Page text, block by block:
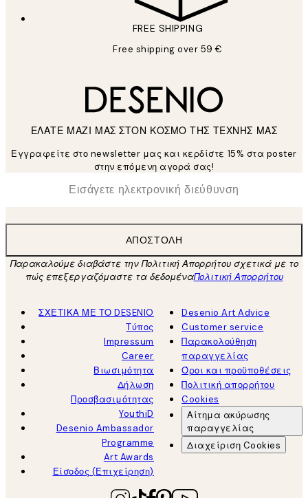
FREE SHIPPING
Free shipping over 59 €
ΕΛΑΤΕ ΜΑΖΙ ΜΑΣ ΣΤΟΝ ΚΟΣΜΟ ΤΗΣ ΤΕΧΝΗΣ ΜΑΣ
Εγγραφείτε στο newsletter μας και κερδίστε 15% στα poster
στην επόμενη αγορά σας!
Ηλεκτρονική Διεύθυνση
ΑΠΟΣΤΟΛΉ
Παρακαλούμε διαβάστε την Πολιτική Απορρήτου σχετικά με το
πώς επεξεργαζόμαστε τα δεδομέναΠολιτική Απορρήτου
ΣΧΕΤΙΚΑ ΜΕ ΤΟ DESENIO
Τύπος
Impressum
Career
Βιωσιμότητα
Δήλωση
Προσβασιμότητας
YouthiD
Desenio Ambassador
Programme
Art Awards
Είσοδος (Επιχείρηση)
Desenio Art Advice
Customer service
Παρακολούθηση
παραγγελίας
Όροι και προϋποθέσεις
Πολιτική απορρήτου
Cookies
Αίτημα ακύρωσης
παραγγελίας
Διαχείριση Cookies